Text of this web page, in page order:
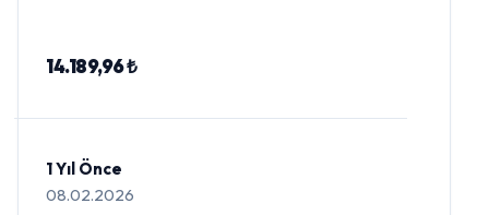
14.189,96 ₺
1 Yıl Önce
08.02.2026